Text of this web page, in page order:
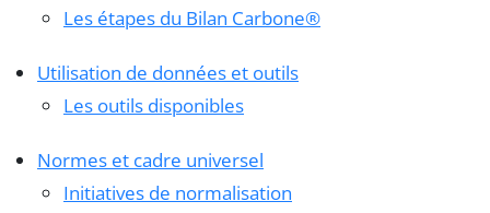
Les étapes du Bilan Carbone®
Utilisation de données et outils
Les outils disponibles
Normes et cadre universel
Initiatives de normalisation